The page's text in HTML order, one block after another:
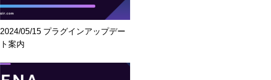
2024/05/15 プラグインアップデー
ト案内